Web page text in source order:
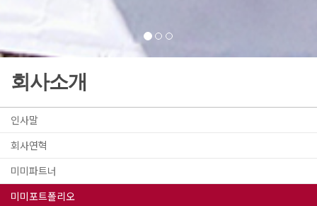
회사소개
인사말
회사연혁
미미파트너
미미포트폴리오